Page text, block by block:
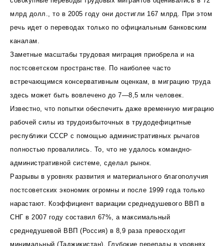
млрд долл., то в 2005 году они достигли 167 млрд. При этом
речь идет о переводах только по официальным банковским
каналам.
Заметные масштабы трудовая миграция приобрела и на
постсоветском пространстве. По наиболее часто
встречающимся консервативным оценкам, в миграцию труда
здесь может быть вовлечено до 7—8,5 млн человек.
Известно, что попытки обеспечить даже временную миграцию
рабочей силы из трудоизбыточных в трудодефицитные
республики СССР с помощью административных рычагов
полностью провалились. То, что не удалось командно-
административной системе, сделал рынок.
Разрывы в уровнях развития и материального благополучия
постсоветских экономик огромны и после 1999 года только
нарастают. Коэффициент вариации среднедушевого ВВП в
СНГ в 2007 году составил 67%, а максимальный
среднедушевой ВВП (Россия) в 8,9 раза превосходит
минимальный (Таджикистан). Глубокие перепады в уровнях